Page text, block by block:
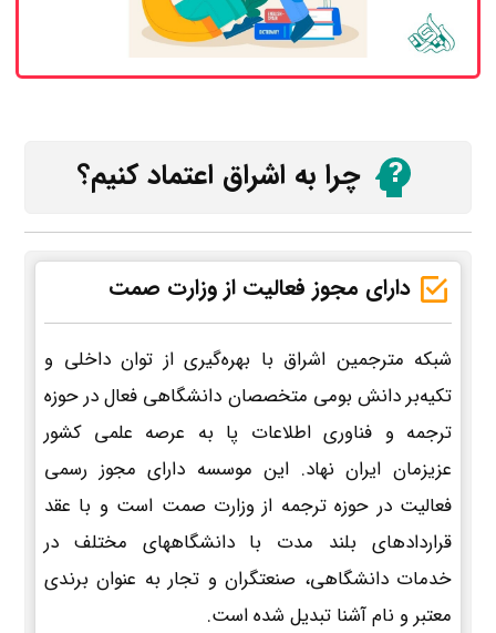
چرا به اشراق اعتماد کنیم؟
دارای مجوز فعالیت از وزارت صمت
شبکه مترجمین اشراق با بهره‌گیری از توان داخلی و
تکیه‌بر دانش بومی متخصصان دانشگاهی فعال در حوزه
ترجمه و فناوری اطلاعات پا به عرصه علمی کشور
عزیزمان ایران نهاد. این موسسه دارای مجوز رسمی
فعالیت در حوزه ترجمه از وزارت صمت است و با عقد
قراردادهای بلند مدت با دانشگاههای مختلف در
خدمات دانشگاهی، صنعتگران و تجار به عنوان برندی
معتبر و نام آشنا تبدیل شده است.